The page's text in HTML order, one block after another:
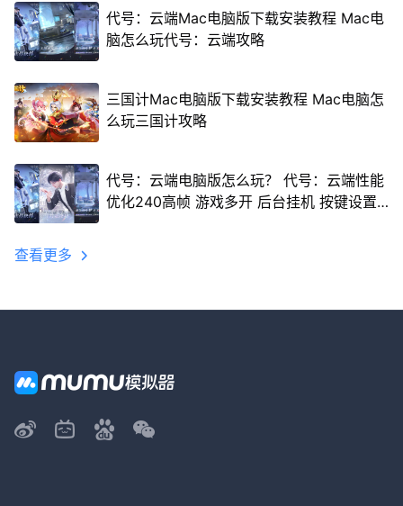
代号：云端Mac电脑版下载安装教程 Mac电
脑怎么玩代号：云端攻略
三国计Mac电脑版下载安装教程 Mac电脑怎
么玩三国计攻略
代号：云端电脑版怎么玩？ 代号：云端性能
优化240高帧 游戏多开 后台挂机 按键设置
查看更多